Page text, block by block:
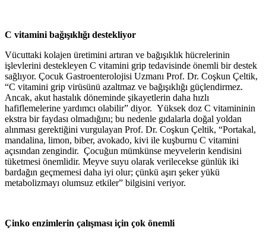
C vitamini bağışıklığı destekliyor
Vücuttaki kolajen üretimini artıran ve bağışıklık hücrelerinin
işlevlerini destekleyen C vitamini grip tedavisinde önemli bir destek
sağlıyor. Çocuk Gastroenterolojisi Uzmanı Prof. Dr. Coşkun Çeltik,
“C vitamini grip virüsünü azaltmaz ve bağışıklığı güçlendirmez.
Ancak, akut hastalık döneminde şikayetlerin daha hızlı
hafiflemelerine yardımcı olabilir” diyor. Yüksek doz C vitamininin
ekstra bir faydası olmadığını; bu nedenle gıdalarla doğal yoldan
alınması gerektiğini vurgulayan Prof. Dr. Coşkun Çeltik, “Portakal,
mandalina, limon, biber, avokado, kivi ile kuşburnu C vitamini
açısından zengindir. Çocuğun mümkünse meyvelerin kendisini
tüketmesi önemlidir. Meyve suyu olarak verilecekse günlük iki
bardağın geçmemesi daha iyi olur; çünkü aşırı şeker yükü
metabolizmayı olumsuz etkiler” bilgisini veriyor.
Çinko enzimlerin çalışması için çok önemli